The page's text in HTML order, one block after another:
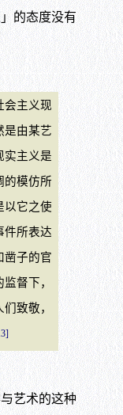
的态度没有
会主义现
是由某艺
实主义是
的模仿所
以它之使
件所表达
子的官
督下，
致敬，
艺术的这种